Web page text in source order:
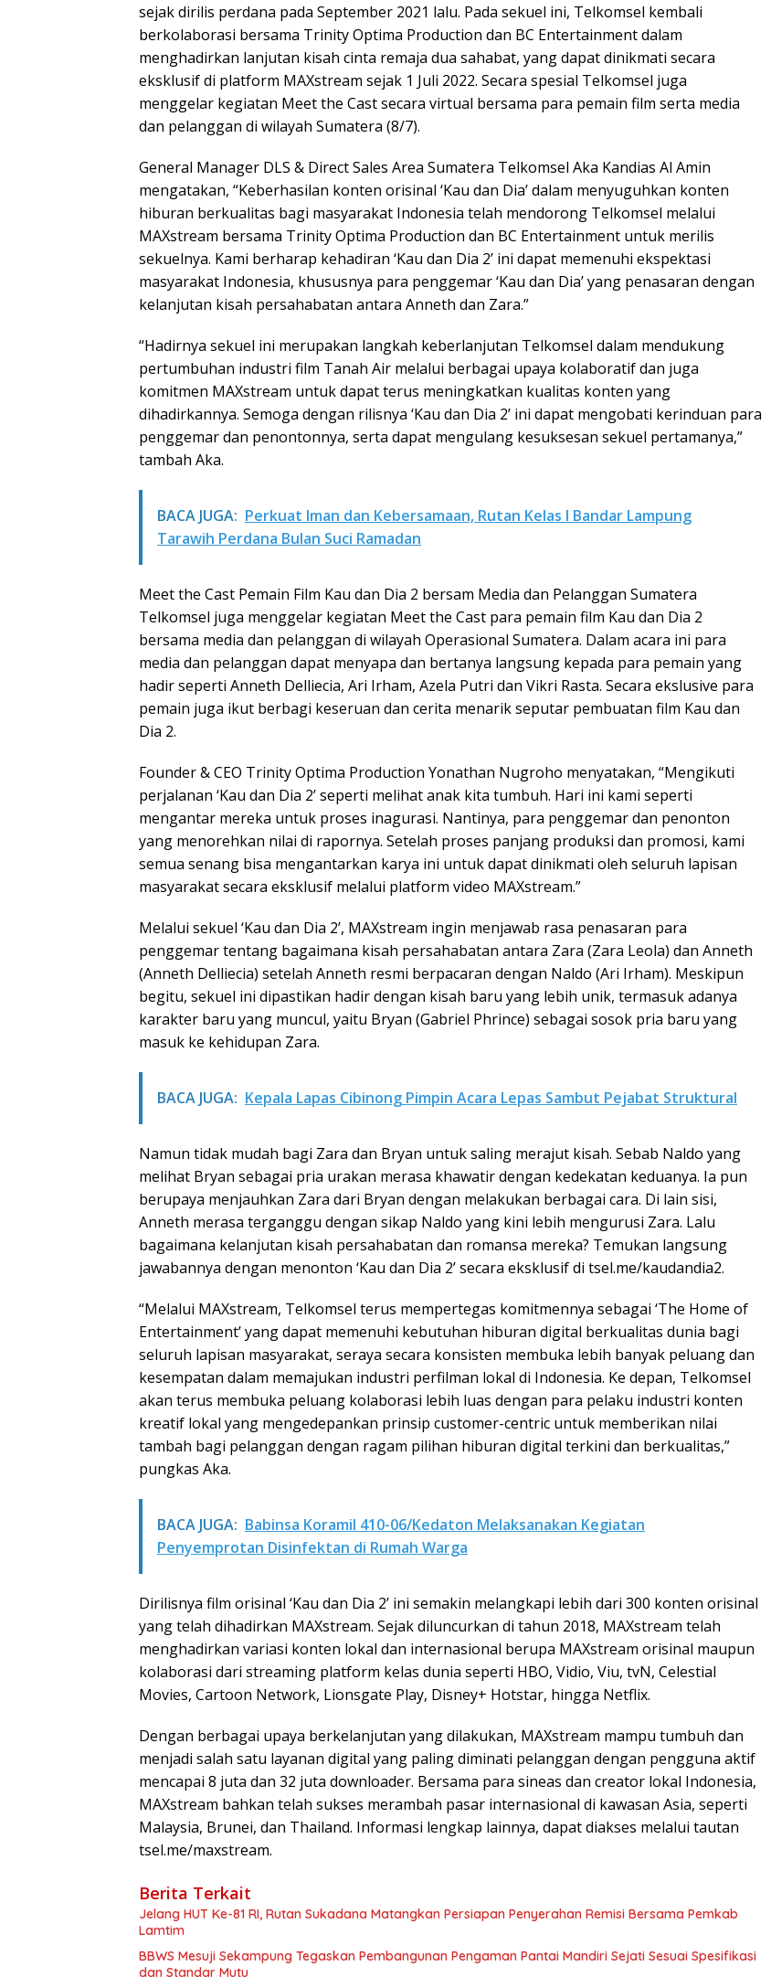
sejak dirilis perdana pada September 2021 lalu. Pada sekuel ini, Telkomsel kembali
berkolaborasi bersama Trinity Optima Production dan BC Entertainment dalam
menghadirkan lanjutan kisah cinta remaja dua sahabat, yang dapat dinikmati secara
eksklusif di platform MAXstream sejak 1 Juli 2022. Secara spesial Telkomsel juga
menggelar kegiatan Meet the Cast secara virtual bersama para pemain film serta media
dan pelanggan di wilayah Sumatera (8/7).
General Manager DLS & Direct Sales Area Sumatera Telkomsel Aka Kandias Al Amin
mengatakan, “Keberhasilan konten orisinal ‘Kau dan Dia’ dalam menyuguhkan konten
hiburan berkualitas bagi masyarakat Indonesia telah mendorong Telkomsel melalui
MAXstream bersama Trinity Optima Production dan BC Entertainment untuk merilis
sekuelnya. Kami berharap kehadiran ‘Kau dan Dia 2’ ini dapat memenuhi ekspektasi
masyarakat Indonesia, khususnya para penggemar ‘Kau dan Dia’ yang penasaran dengan
kelanjutan kisah persahabatan antara Anneth dan Zara.”
“Hadirnya sekuel ini merupakan langkah keberlanjutan Telkomsel dalam mendukung
pertumbuhan industri film Tanah Air melalui berbagai upaya kolaboratif dan juga
komitmen MAXstream untuk dapat terus meningkatkan kualitas konten yang
dihadirkannya. Semoga dengan rilisnya ‘Kau dan Dia 2’ ini dapat mengobati kerinduan para
penggemar dan penontonnya, serta dapat mengulang kesuksesan sekuel pertamanya,”
tambah Aka.
BACA JUGA: Perkuat Iman dan Kebersamaan, Rutan Kelas I Bandar Lampung
Tarawih Perdana Bulan Suci Ramadan
Meet the Cast Pemain Film Kau dan Dia 2 bersam Media dan Pelanggan Sumatera
Telkomsel juga menggelar kegiatan Meet the Cast para pemain film Kau dan Dia 2
bersama media dan pelanggan di wilayah Operasional Sumatera. Dalam acara ini para
media dan pelanggan dapat menyapa dan bertanya langsung kepada para pemain yang
hadir seperti Anneth Delliecia, Ari Irham, Azela Putri dan Vikri Rasta. Secara ekslusive para
pemain juga ikut berbagi keseruan dan cerita menarik seputar pembuatan film Kau dan
Dia 2.
Founder & CEO Trinity Optima Production Yonathan Nugroho menyatakan, “Mengikuti
perjalanan ‘Kau dan Dia 2’ seperti melihat anak kita tumbuh. Hari ini kami seperti
mengantar mereka untuk proses inagurasi. Nantinya, para penggemar dan penonton
yang menorehkan nilai di rapornya. Setelah proses panjang produksi dan promosi, kami
semua senang bisa mengantarkan karya ini untuk dapat dinikmati oleh seluruh lapisan
masyarakat secara eksklusif melalui platform video MAXstream.”
Melalui sekuel ‘Kau dan Dia 2’, MAXstream ingin menjawab rasa penasaran para
penggemar tentang bagaimana kisah persahabatan antara Zara (Zara Leola) dan Anneth
(Anneth Delliecia) setelah Anneth resmi berpacaran dengan Naldo (Ari Irham). Meskipun
begitu, sekuel ini dipastikan hadir dengan kisah baru yang lebih unik, termasuk adanya
karakter baru yang muncul, yaitu Bryan (Gabriel Phrince) sebagai sosok pria baru yang
masuk ke kehidupan Zara.
BACA JUGA: Kepala Lapas Cibinong Pimpin Acara Lepas Sambut Pejabat Struktural
Namun tidak mudah bagi Zara dan Bryan untuk saling merajut kisah. Sebab Naldo yang
melihat Bryan sebagai pria urakan merasa khawatir dengan kedekatan keduanya. Ia pun
berupaya menjauhkan Zara dari Bryan dengan melakukan berbagai cara. Di lain sisi,
Anneth merasa terganggu dengan sikap Naldo yang kini lebih mengurusi Zara. Lalu
bagaimana kelanjutan kisah persahabatan dan romansa mereka? Temukan langsung
jawabannya dengan menonton ‘Kau dan Dia 2’ secara eksklusif di tsel.me/kaudandia2.
“Melalui MAXstream, Telkomsel terus mempertegas komitmennya sebagai ‘The Home of
Entertainment’ yang dapat memenuhi kebutuhan hiburan digital berkualitas dunia bagi
seluruh lapisan masyarakat, seraya secara konsisten membuka lebih banyak peluang dan
kesempatan dalam memajukan industri perfilman lokal di Indonesia. Ke depan, Telkomsel
akan terus membuka peluang kolaborasi lebih luas dengan para pelaku industri konten
kreatif lokal yang mengedepankan prinsip customer-centric untuk memberikan nilai
tambah bagi pelanggan dengan ragam pilihan hiburan digital terkini dan berkualitas,”
pungkas Aka.
BACA JUGA: Babinsa Koramil 410-06/Kedaton Melaksanakan Kegiatan
Penyemprotan Disinfektan di Rumah Warga
Dirilisnya film orisinal ‘Kau dan Dia 2’ ini semakin melangkapi lebih dari 300 konten orisinal
yang telah dihadirkan MAXstream. Sejak diluncurkan di tahun 2018, MAXstream telah
menghadirkan variasi konten lokal dan internasional berupa MAXstream orisinal maupun
kolaborasi dari streaming platform kelas dunia seperti HBO, Vidio, Viu, tvN, Celestial
Movies, Cartoon Network, Lionsgate Play, Disney+ Hotstar, hingga Netflix.
Dengan berbagai upaya berkelanjutan yang dilakukan, MAXstream mampu tumbuh dan
menjadi salah satu layanan digital yang paling diminati pelanggan dengan pengguna aktif
mencapai 8 juta dan 32 juta downloader. Bersama para sineas dan creator lokal Indonesia,
MAXstream bahkan telah sukses merambah pasar internasional di kawasan Asia, seperti
Malaysia, Brunei, dan Thailand. Informasi lengkap lainnya, dapat diakses melalui tautan
tsel.me/maxstream.
Berita Terkait
Jelang HUT Ke-81 RI, Rutan Sukadana Matangkan Persiapan Penyerahan Remisi Bersama Pemkab
Lamtim
BBWS Mesuji Sekampung Tegaskan Pembangunan Pengaman Pantai Mandiri Sejati Sesuai Spesifikasi
dan Standar Mutu